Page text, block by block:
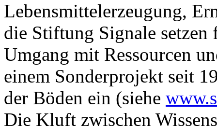
Lebensmittelerzeugung,
die Stiftung Signale
Umgang mit Ressourcen
einem Sonderprojekt seit
der Böden ein (siehe
Die Kluft zwischen